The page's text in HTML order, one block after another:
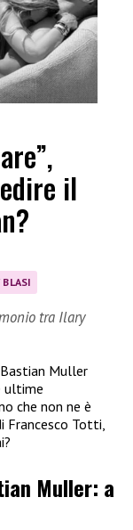
il
BLASI
tra Ilary
Muller
ultime
che non ne è
Francesco Totti,
Muller: a